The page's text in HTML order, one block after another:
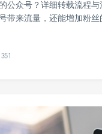
公众号？详细转载流程
带来流量，还能增加粉
351